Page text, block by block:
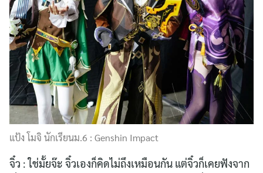
แป้ง โมจิ นักเรียนม.6 : Genshin Impact
จิ๋ว : ใช่มั้ยจ๊ะ จิ๋วเองก็คิดไม่ถึงเหมือนกัน แต่จิ๋วก็เคยฟังจาก